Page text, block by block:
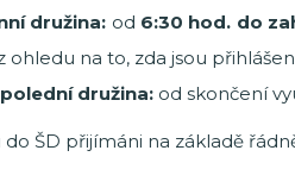
družina: od 6:30 hod. do
ohledu na to, zda jsou
družina: od skončení
do ŠD přijímáni na základě